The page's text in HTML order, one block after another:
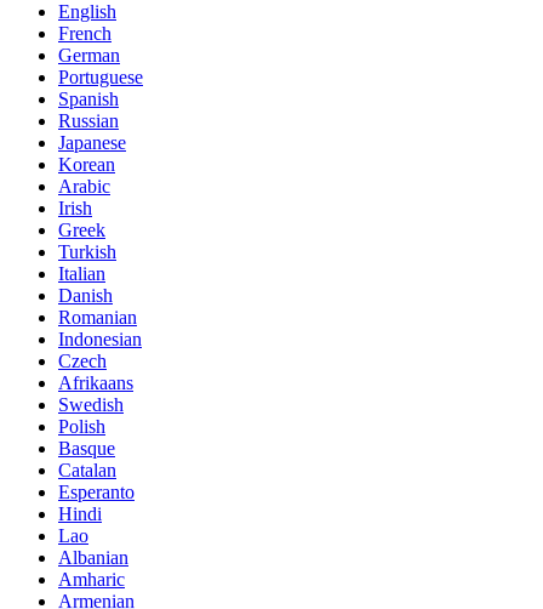
English
French
German
Portuguese
Spanish
Russian
Japanese
Korean
Arabic
Irish
Greek
Turkish
Italian
Danish
Romanian
Indonesian
Czech
Afrikaans
Swedish
Polish
Basque
Catalan
Esperanto
Hindi
Lao
Albanian
Amharic
Armenian